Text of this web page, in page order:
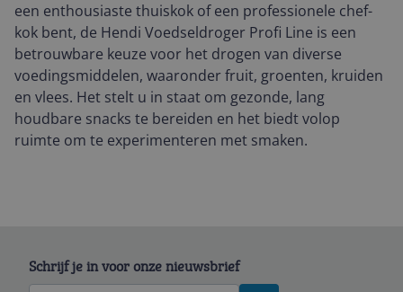
een enthousiaste thuiskok of een professionele chef-
kok bent, de Hendi Voedseldroger Profi Line is een
betrouwbare keuze voor het drogen van diverse
voedingsmiddelen, waaronder fruit, groenten, kruiden
en vlees. Het stelt u in staat om gezonde, lang
houdbare snacks te bereiden en het biedt volop
ruimte om te experimenteren met smaken.
Schrijf je in voor onze nieuwsbrief